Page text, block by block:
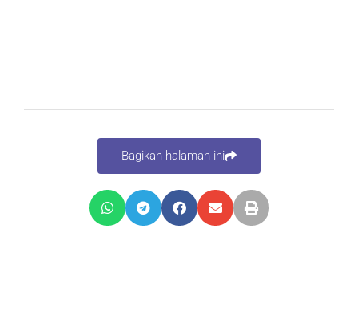
Bagikan halaman ini